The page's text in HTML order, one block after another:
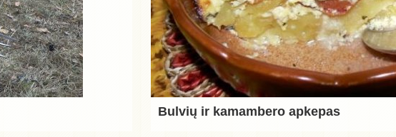
Bulvių ir kamambero apkepas